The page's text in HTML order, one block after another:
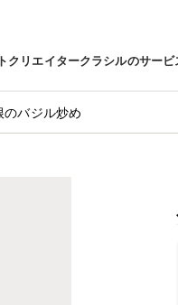
クリエイタークラシルのサービ
のバジル炒め